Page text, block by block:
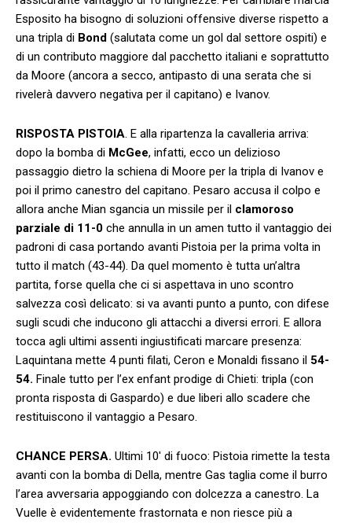
Esposito ha bisogno di soluzioni offensive diverse rispetto a
una tripla di Bond (salutata come un gol dal settore ospiti) e
di un contributo maggiore dal pacchetto italiani e soprattutto
da Moore (ancora a secco, antipasto di una serata che si
rivelerà davvero negativa per il capitano) e Ivanov.
RISPOSTA PISTOIA. E alla ripartenza la cavalleria arriva:
dopo la bomba di McGee, infatti, ecco un delizioso
passaggio dietro la schiena di Moore per la tripla di Ivanov e
poi il primo canestro del capitano. Pesaro accusa il colpo e
allora anche Mian sgancia un missile per il clamoroso
parziale di 11-0 che annulla in un amen tutto il vantaggio dei
padroni di casa portando avanti Pistoia per la prima volta in
tutto il match (43-44). Da quel momento è tutta un’altra
partita, forse quella che ci si aspettava in uno scontro
salvezza così delicato: si va avanti punto a punto, con difese
sugli scudi che inducono gli attacchi a diversi errori. E allora
tocca agli ultimi assenti ingiustificati marcare presenza:
Laquintana mette 4 punti filati, Ceron e Monaldi fissano il 54-
54. Finale tutto per l’ex enfant prodige di Chieti: tripla (con
pronta risposta di Gaspardo) e due liberi allo scadere che
restituiscono il vantaggio a Pesaro.
CHANCE PERSA. Ultimi 10′ di fuoco: Pistoia rimette la testa
avanti con la bomba di Della, mentre Gas taglia come il burro
l’area avversaria appoggiando con dolcezza a canestro. La
Vuelle è evidentemente frastornata e non riesce più a